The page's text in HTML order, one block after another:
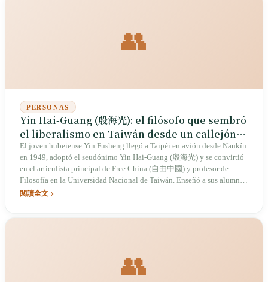
👥
PERSONAS
Yin Hai-Guang (殷海光): el filósofo que sembró
el liberalismo en Taiwán desde un callejón
de Wenzhou Street
El joven hubeiense Yin Fusheng llegó a Taipéi en avión desde Nankín
en 1949, adoptó el seudónimo Yin Hai-Guang (殷海光) y se convirtió
en el articulista principal de Free China (自由中國) y profesor de
Filosofía en la Universidad Nacional de Taiwán. Enseñó a sus alumnos
«inmunidad de pensamiento» mediante el positivismo lógico,
閱讀全文
👥